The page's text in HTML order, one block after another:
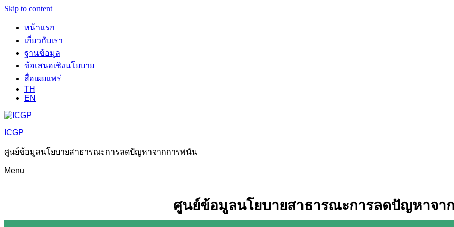
Skip to content
หน้าแรก
เกี่ยวกับเรา
ฐานข้อมูล
ข้อเสนอเชิงนโยบาย
สื่อเผยแพร่
TH
EN
ICGP
ศูนย์ข้อมูลนโยบายสาธารณะการลดปัญหาจากการพนัน
Menu
ศูนย์ข้อมูลนโยบายสาธารณะการลดปัญหาจา